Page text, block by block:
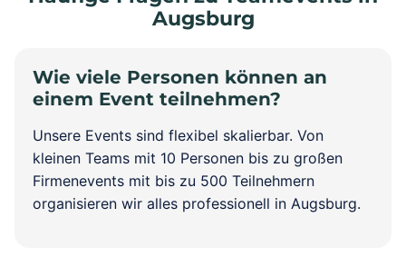
Augsburg
Wie viele Personen können an
einem Event teilnehmen?
Unsere Events sind flexibel skalierbar. Von
kleinen Teams mit 10 Personen bis zu großen
Firmenevents mit bis zu 500 Teilnehmern
organisieren wir alles professionell in Augsburg.